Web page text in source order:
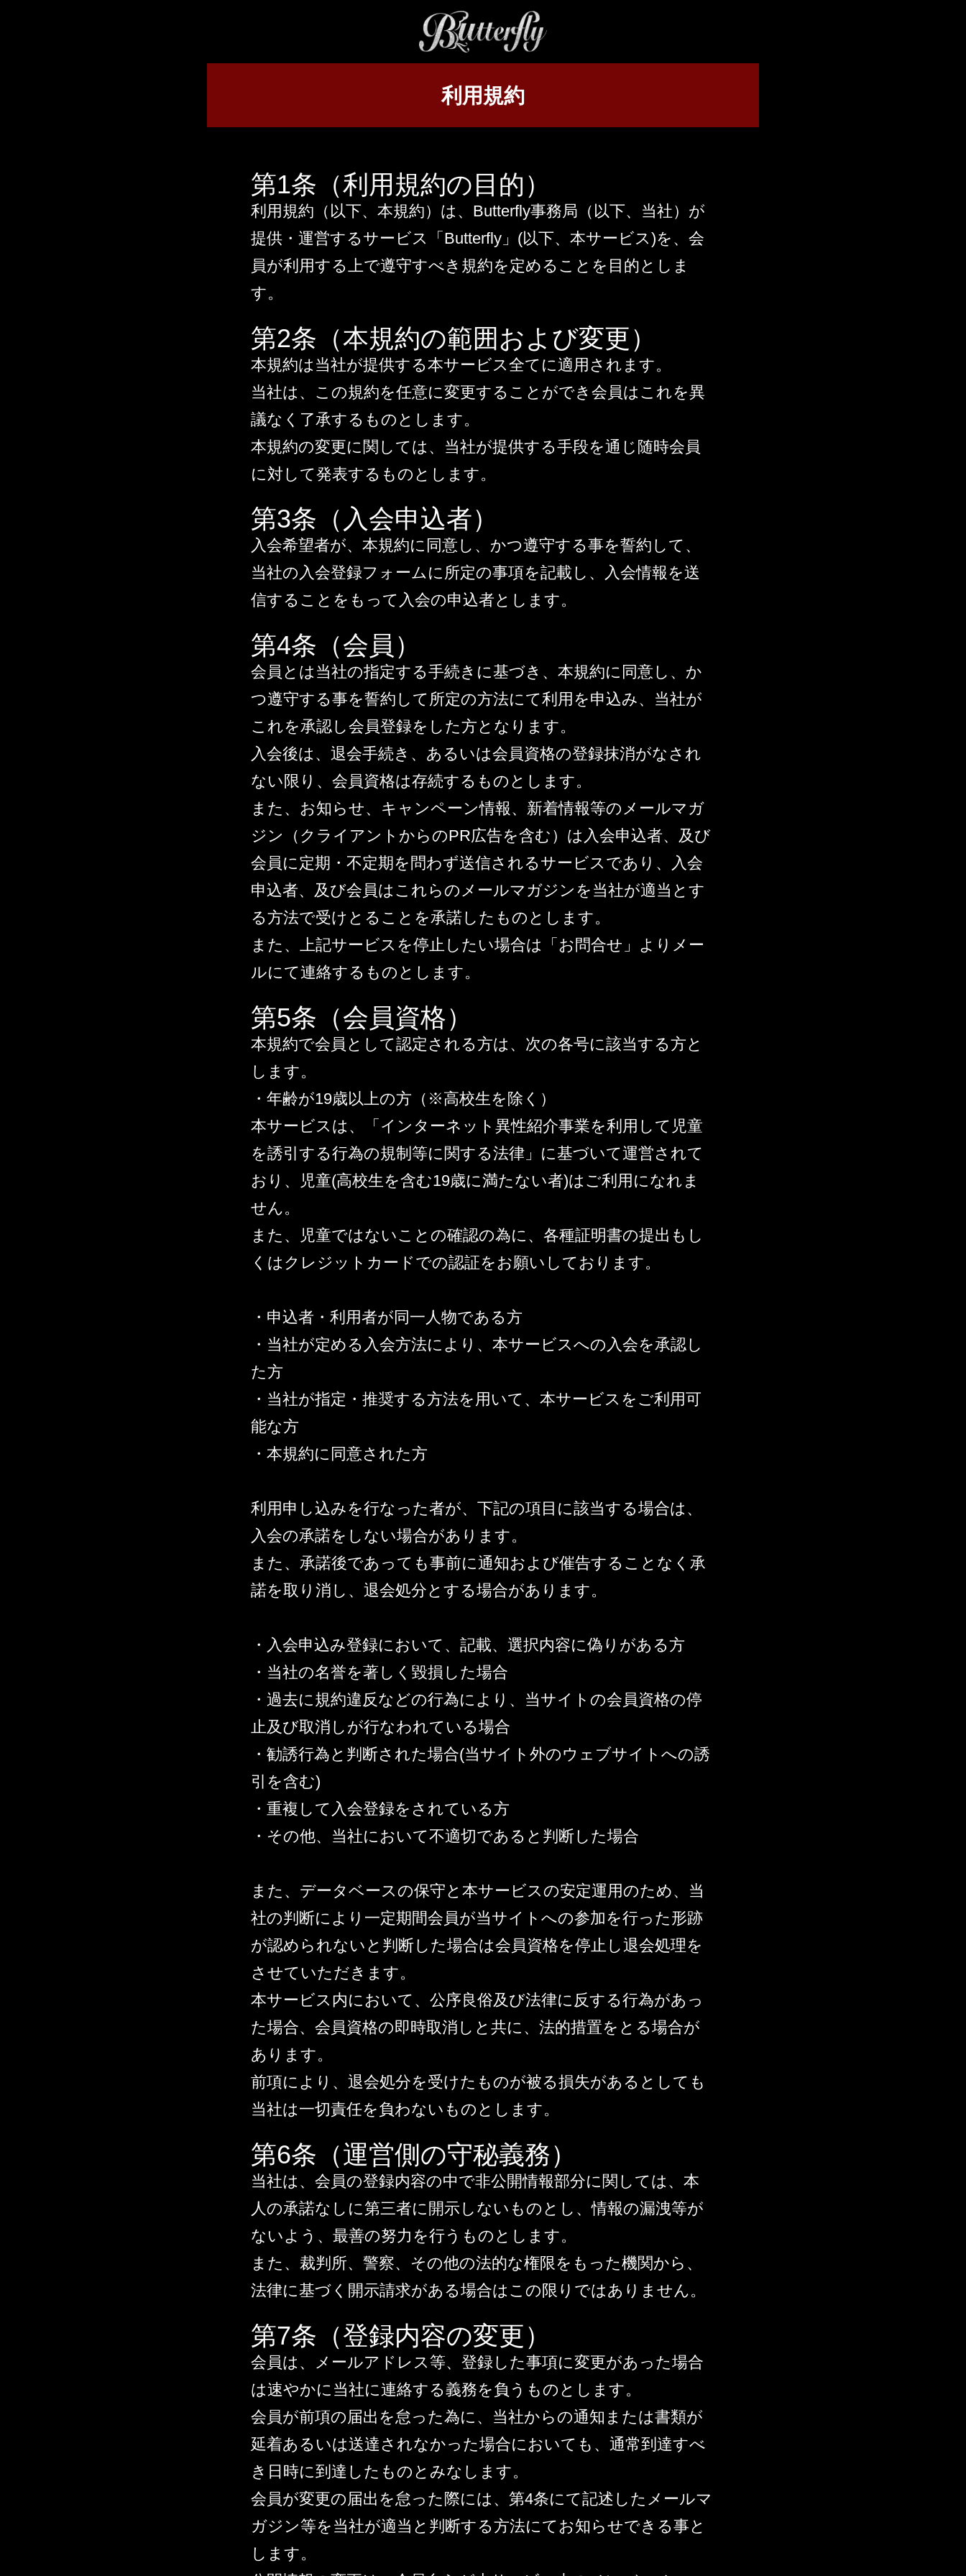
利用規約
第1条（利用規約の目的）
利用規約（以下、本規約）は、Butterfly事務局（以下、当社）が
提供・運営するサービス「Butterfly」(以下、本サービス)を、会
員が利用する上で遵守すべき規約を定めることを目的としま
す。
第2条（本規約の範囲および変更）
本規約は当社が提供する本サービス全てに適用されます。
当社は、この規約を任意に変更することができ会員はこれを異
議なく了承するものとします。
本規約の変更に関しては、当社が提供する手段を通じ随時会員
に対して発表するものとします。
第3条（入会申込者）
入会希望者が、本規約に同意し、かつ遵守する事を誓約して、
当社の入会登録フォームに所定の事項を記載し、入会情報を送
信することをもって入会の申込者とします。
第4条（会員）
会員とは当社の指定する手続きに基づき、本規約に同意し、か
つ遵守する事を誓約して所定の方法にて利用を申込み、当社が
これを承認し会員登録をした方となります。
入会後は、退会手続き、あるいは会員資格の登録抹消がなされ
ない限り、会員資格は存続するものとします。
また、お知らせ、キャンペーン情報、新着情報等のメールマガ
ジン（クライアントからのPR広告を含む）は入会申込者、及び
会員に定期・不定期を問わず送信されるサービスであり、入会
申込者、及び会員はこれらのメールマガジンを当社が適当とす
る方法で受けとることを承諾したものとします。
また、上記サービスを停止したい場合は「お問合せ」よりメー
ルにて連絡するものとします。
第5条（会員資格）
本規約で会員として認定される方は、次の各号に該当する方と
します。
・年齢が19歳以上の方（※高校生を除く）
本サービスは、「インターネット異性紹介事業を利用して児童
を誘引する行為の規制等に関する法律」に基づいて運営されて
おり、児童(高校生を含む19歳に満たない者)はご利用になれま
せん。
また、児童ではないことの確認の為に、各種証明書の提出もし
くはクレジットカードでの認証をお願いしております。
・申込者・利用者が同一人物である方
・当社が定める入会方法により、本サービスへの入会を承認し
た方
・当社が指定・推奨する方法を用いて、本サービスをご利用可
能な方
・本規約に同意された方
利用申し込みを行なった者が、下記の項目に該当する場合は、
入会の承諾をしない場合があります。
また、承諾後であっても事前に通知および催告することなく承
諾を取り消し、退会処分とする場合があります。
・入会申込み登録において、記載、選択内容に偽りがある方
・当社の名誉を著しく毀損した場合
・過去に規約違反などの行為により、当サイトの会員資格の停
止及び取消しが行なわれている場合
・勧誘行為と判断された場合(当サイト外のウェブサイトへの誘
引を含む)
・重複して入会登録をされている方
・その他、当社において不適切であると判断した場合
また、データベースの保守と本サービスの安定運用のため、当
社の判断により一定期間会員が当サイトへの参加を行った形跡
が認められないと判断した場合は会員資格を停止し退会処理を
させていただきます。
本サービス内において、公序良俗及び法律に反する行為があっ
た場合、会員資格の即時取消しと共に、法的措置をとる場合が
あります。
前項により、退会処分を受けたものが被る損失があるとしても
当社は一切責任を負わないものとします。
第6条（運営側の守秘義務）
当社は、会員の登録内容の中で非公開情報部分に関しては、本
人の承諾なしに第三者に開示しないものとし、情報の漏洩等が
ないよう、最善の努力を行うものとします。
また、裁判所、警察、その他の法的な権限をもった機関から、
法律に基づく開示請求がある場合はこの限りではありません。
第7条（登録内容の変更）
会員は、メールアドレス等、登録した事項に変更があった場合
は速やかに当社に連絡する義務を負うものとします。
会員が前項の届出を怠った為に、当社からの通知または書類が
延着あるいは送達されなかった場合においても、通常到達すべ
き日時に到達したものとみなします。
会員が変更の届出を怠った際には、第4条にて記述したメールマ
ガジン等を当社が適当と判断する方法にてお知らせできる事と
します。